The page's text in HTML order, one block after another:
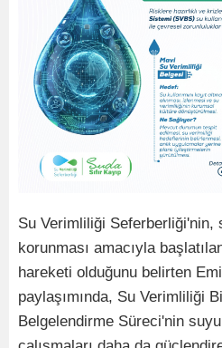
Su Verimliliği Seferberliği'nin,
korunması amacıyla
hareketi olduğunu belirten
paylaşımında, Su Verimliliği
Belgelendirme Süreci'nin